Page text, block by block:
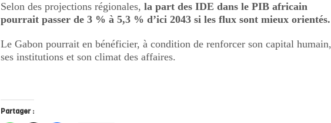
Selon des projections régionales,la part des IDE dans le PIB africain
pourrait passer de 3 % à 5,3 % d’ici 2043 si les flux sont mieux orientés.
Le Gabon pourrait en bénéficier, à condition de renforcer son capital humain,
ses institutions et son climat des affaires.
Partager :